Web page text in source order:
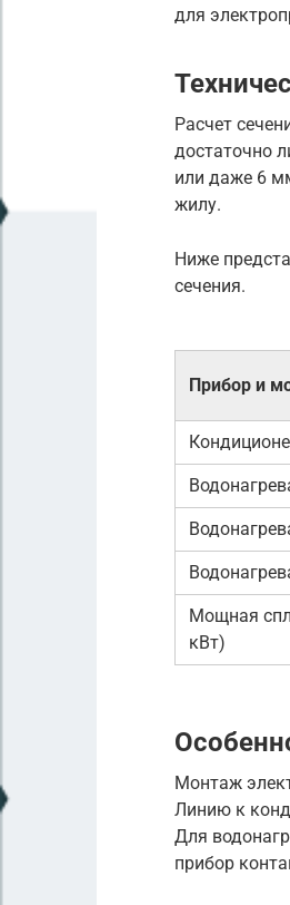
для
Расчет
достаточно
или даже 6
жилу.
Ниже
сечения.
Прибор и
Мощная
кВт)
Монтаж
Линию к
Для
прибор